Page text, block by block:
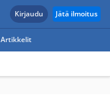
Kirjaudu Jätä ilmoitus
Artikkelit